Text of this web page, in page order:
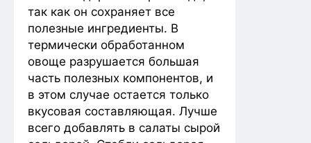
так как он сохраняет все
полезные ингредиенты. В
термически обработанном
овоще разрушается большая
часть полезных компонентов, и
в этом случае остается только
вкусовая составляющая. Лучше
всего добавлять в салаты сырой